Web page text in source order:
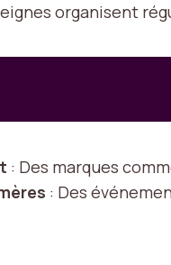
organisent
: Des marques
: Des